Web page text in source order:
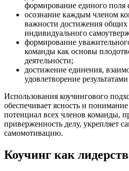
формирование единого
осознание каждым членом
важности достижения общих
индивидуального
формирование
команды как основы
деятельности;
достижение единения,
удовлетворение
Использования коучингового
обеспечивает ясность и
потенциал всех членов команды,
приверженность делу, укрепляет
самомотивацию.
Коучинг как